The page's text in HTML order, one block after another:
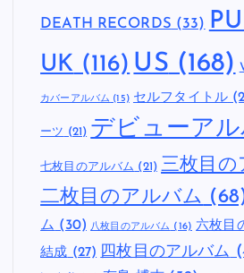
DEATH RECORDS (33)
UK (116) US (168)
カバーアルバム (15) セルフタイトル
ーツ (21) デビューアル
七枚目のアルバム (21) 三枚目の
二枚目のアルバム
ム (30) 八枚目のアルバム (16) 六枚目
結成 (27) 四枚目のアルバム